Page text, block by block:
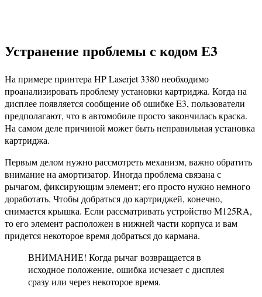
Устранение проблемы с кодом Е3
На примере принтера HP Laserjet 3380 необходимо
проанализировать проблему установки картриджа. Когда на
дисплее появляется сообщение об ошибке E3, пользователи
предполагают, что в автомобиле просто закончилась краска.
На самом деле причиной может быть неправильная установка
картриджа.
Первым делом нужно рассмотреть механизм, важно обратить
внимание на амортизатор. Иногда проблема связана с
рычагом, фиксирующим элемент; его просто нужно немного
доработать. Чтобы добраться до картриджей, конечно,
снимается крышка. Если рассматривать устройство M125RA,
то его элемент расположен в нижней части корпуса и вам
придется некоторое время добраться до кармана.
ВНИМАНИЕ! Когда рычаг возвращается в
исходное положение, ошибка исчезает с дисплея
сразу или через некоторое время.